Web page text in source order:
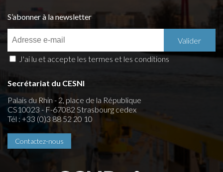
S’abonner à la newsletter
J'ai lu et accepte les termes et les conditions
Secrétariat du CESNI
Palais du Rhin - 2, place de la République
CS10023 - F-67082 Strasbourg cedex
Tél : +33 (0)3 88 52 20 10
Contactez-nous